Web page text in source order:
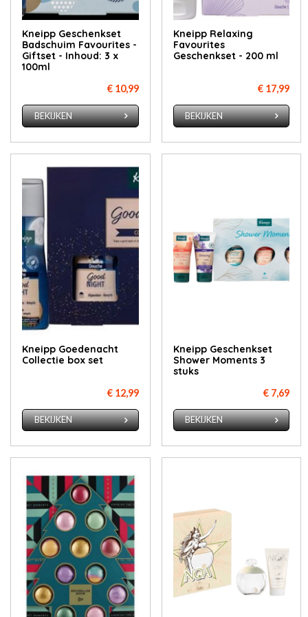
Kneipp Geschenkset
Badschuim Favourites -
Giftset - Inhoud: 3 x
100ml
€ 10,99
BEKIJKEN
Kneipp Relaxing
Favourites
Geschenkset - 200 ml
€ 17,99
BEKIJKEN
Kneipp Goedenacht
Collectie box set
€ 12,99
BEKIJKEN
Kneipp Geschenkset
Shower Moments 3
stuks
€ 7,69
BEKIJKEN